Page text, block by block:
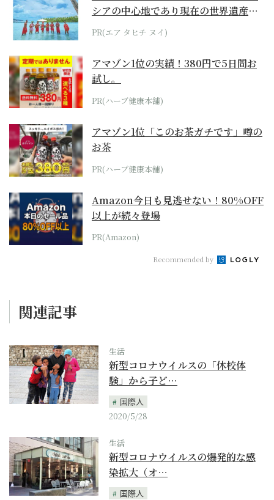
シアの中心地であり現在の世界遺産か
らみえてくる...
PR(エア タヒチ ヌイ)
アマゾン1位の実績！380円で5日間お
試し。
PR(ハーブ健康本舗)
アマゾン1位「このお茶ガチです」噂の
お茶
PR(ハーブ健康本舗)
Amazon今日も見逃せない！80%OFF
以上が続々登場
PR(Amazon)
Recommended by
関連記事
生活
新型コロナウイルスの「休校体
験」から子ど…
国際人
2020/5/28
生活
新型コロナウイルスの爆発的な感
染拡大（オ…
国際人